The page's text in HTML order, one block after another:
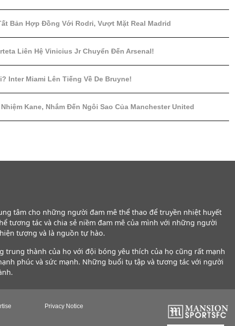
Bản Hợp Đồng Với Rodri, Vượt Mặt Real Madrid
Liên Hệ Vinicius Jr Chuyển Đến Arsenal!
Inter Miami Lên Tiếng Về De Bruyne!
Kane, Nhắm Đến Ngôi Sao Của Manchester United
tâm cho những người đam mê thể thao để truyền nhiệt huyết
tương tác và chia sẻ niềm đam mê của mình với những người
tượng và là nguồn tự hào.
thành của họ với đội bóng yêu thích của họ cũng rất mạnh
phúc và sức mạnh. Những buổi tụ tập và tương tác với người
Privacy Notice